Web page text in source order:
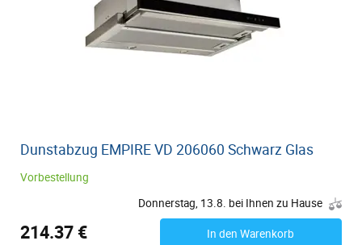
Dunstabzug EMPIRE VD 206060 Schwarz Glas
Vorbestellung
Donnerstag, 13.8. bei Ihnen zu Hause
214.37 € In den Warenkorb